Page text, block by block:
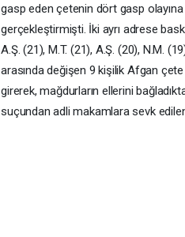
gasp eden çetenin dört gasp olayına
gerçekleştirmişti. İki ayrı adrese
A.Ş. (21), M.T. (21), A.Ş. (20), N.M.
arasında değişen 9 kişilik Afgan
girerek, mağdurların ellerini
suçundan adli makamlara sevk